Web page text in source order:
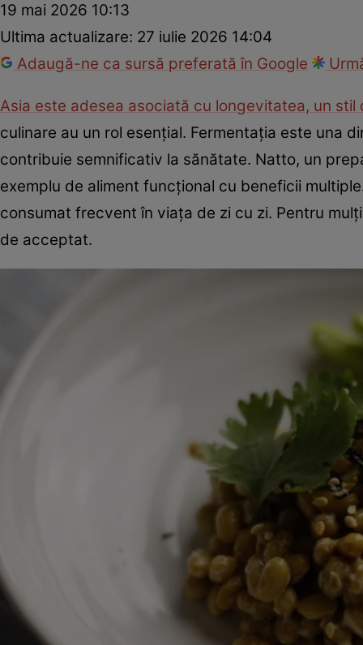
19 mai 2026 10:13
Ultima actualizare: 27 iulie 2026 14:04
Adaugă-ne ca sursă preferată în Google
Asia este adesea asociată cu longevitatea, un
culinare au un rol esențial. Fermentația este una
contribuie semnificativ la sănătate. Natto, un
exemplu de aliment funcțional cu beneficii
consumat frecvent în viața de zi cu zi. Pentru
de acceptat.